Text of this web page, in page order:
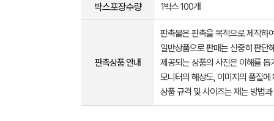
박스포장수량 1박스 100개
판촉상품 안내
판촉물은 판촉을 목적으로 제작하
일반상품으로 판매는 신중히 판단
제공되는 상품의 사진은 이해를
모니터의 해상도, 이미지의 품질
상품 규격 및 사이즈는 재는 방법